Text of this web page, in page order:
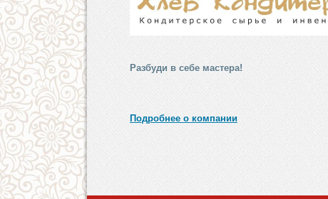
Разбуди в себе мастера!
Подробнее о компании